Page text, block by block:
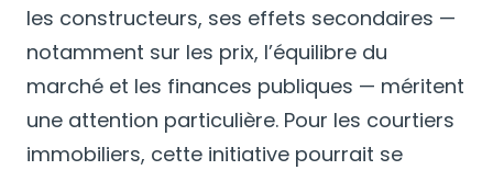
les constructeurs, ses effets secondaires —
notamment sur les prix, l’équilibre du
marché et les finances publiques — méritent
une attention particulière. Pour les courtiers
immobiliers, cette initiative pourrait se